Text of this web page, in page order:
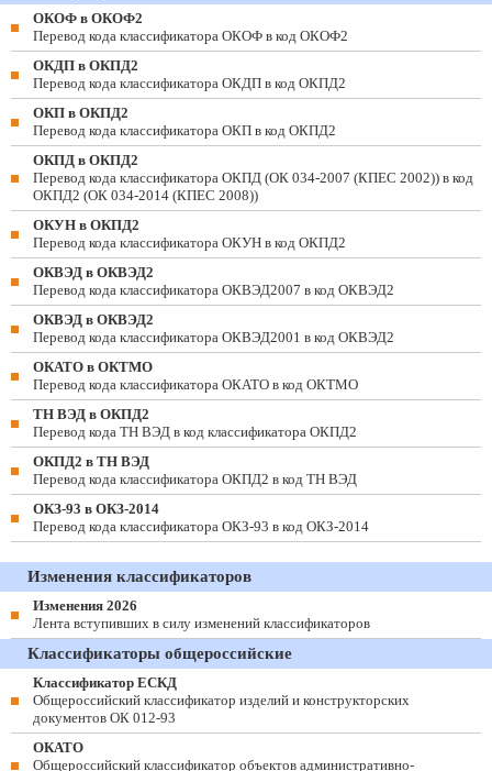
ОКОФ в ОКОФ2
Перевод кода классификатора ОКОФ в код ОКОФ2
ОКДП в ОКПД2
Перевод кода классификатора ОКДП в код ОКПД2
ОКП в ОКПД2
Перевод кода классификатора ОКП в код ОКПД2
ОКПД в ОКПД2
Перевод кода классификатора ОКПД (ОК 034-2007 (КПЕС 2002)) в код
ОКПД2 (ОК 034-2014 (КПЕС 2008))
ОКУН в ОКПД2
Перевод кода классификатора ОКУН в код ОКПД2
ОКВЭД в ОКВЭД2
Перевод кода классификатора ОКВЭД2007 в код ОКВЭД2
ОКВЭД в ОКВЭД2
Перевод кода классификатора ОКВЭД2001 в код ОКВЭД2
ОКАТО в ОКТМО
Перевод кода классификатора ОКАТО в код ОКТМО
ТН ВЭД в ОКПД2
Перевод кода ТН ВЭД в код классификатора ОКПД2
ОКПД2 в ТН ВЭД
Перевод кода классификатора ОКПД2 в код ТН ВЭД
ОКЗ-93 в ОКЗ-2014
Перевод кода классификатора ОКЗ-93 в код ОКЗ-2014
Изменения классификаторов
Изменения 2026
Лента вступивших в силу изменений классификаторов
Классификаторы общероссийские
Классификатор ЕСКД
Общероссийский классификатор изделий и конструкторских
документов ОК 012-93
ОКАТО
Общероссийский классификатор объектов административно-